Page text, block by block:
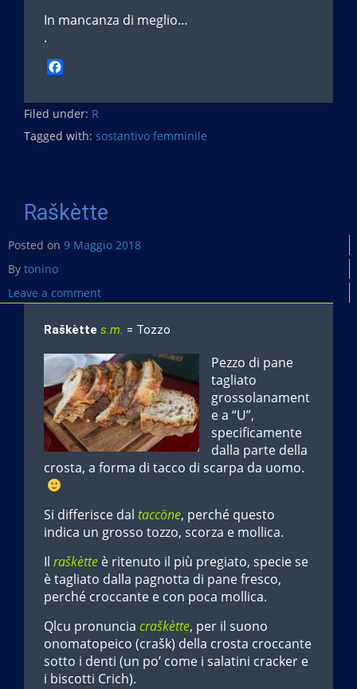
In mancanza di meglio…
.
c
e
b
Filed under: R
Tagged with: sostantivo femminile
Raškètte
Posted on 9 Maggio 2018
By tonino
Leave a comment
Raškètte s.m. = Tozzo
Pezzo di pane
tagliato
grossolanament
e a “U”,
specificamente
dalla parte della
crosta, a forma di tacco di scarpa da uomo.
Si differisce dal taccöne, perché questo
indica un grosso tozzo, scorza e mollica.
Il raškètte è ritenuto il più pregiato, specie se
è tagliato dalla pagnotta di pane fresco,
perché croccante e con poca mollica.
Qlcu pronuncia craškètte, per il suono
onomatopeico (crašk) della crosta croccante
sotto i denti (un po’ come i salatini cracker e
i biscotti Crich).